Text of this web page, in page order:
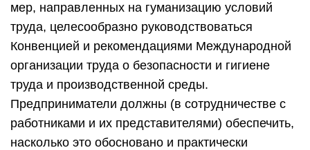
мер, направленных на гуманизацию условий
труда, целесообразно руководствоваться
Конвенцией и рекомендациями Международной
организации труда о безопасности и гигиене
труда и производственной среды.
Предприниматели должны (в сотрудничестве с
работниками и их представителями) обеспечить,
насколько это обосновано и практически